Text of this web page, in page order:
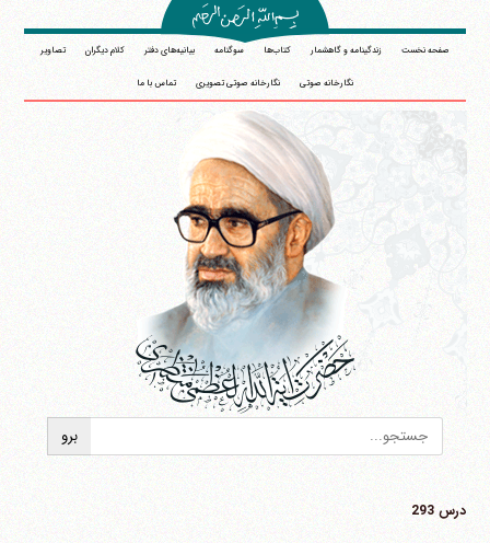
صفحه نخست زندگینامه و گاهشمار کتاب‌ها سوگنامه بیانیه‌های دفتر کلام دیگران تصاویر
نگارخانه صوتی نگارخانه صوتی تصویری تماس با ما
درس 293
آیت‌الله منتظری
وب سایت رسمی آیت‌الله منتظری
قم،میدان مصلّی، بلوار شهید محمّد منتظری، كوچه
شماره ٨ کد پستی: 3713744381
فکس37740015-25-98+